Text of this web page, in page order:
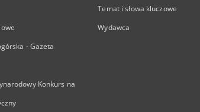
- Gazeta
Konkurs na
Temat i słowa kluczowe
Wydawca